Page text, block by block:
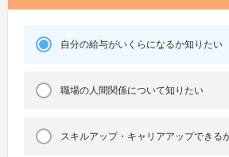
自分の給与がいくらになるか知りたい
職場の人間関係について知りたい
スキルアップ・キャリアアップできる